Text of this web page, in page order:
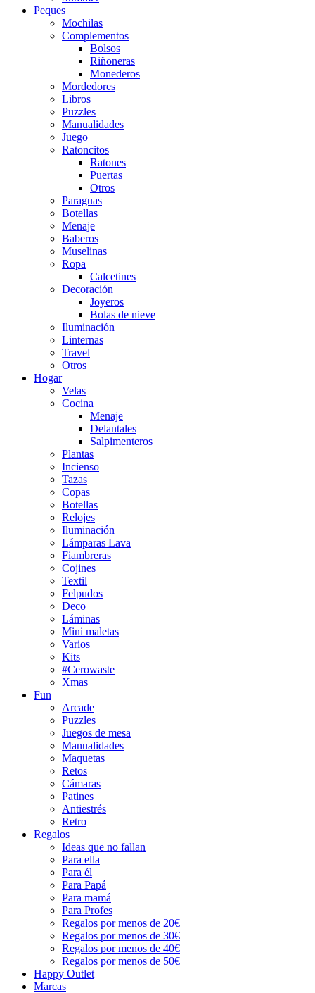
Peques
Mochilas
Complementos
Bolsos
Riñoneras
Monederos
Mordedores
Libros
Puzzles
Manualidades
Juego
Ratoncitos
Ratones
Puertas
Otros
Paraguas
Botellas
Menaje
Baberos
Muselinas
Ropa
Calcetines
Decoración
Joyeros
Bolas de nieve
Iluminación
Linternas
Travel
Otros
Hogar
Velas
Cocina
Menaje
Delantales
Salpimenteros
Plantas
Incienso
Tazas
Copas
Botellas
Relojes
Iluminación
Lámparas Lava
Fiambreras
Cojines
Textil
Felpudos
Deco
Láminas
Mini maletas
Varios
Kits
#Cerowaste
Xmas
Fun
Arcade
Puzzles
Juegos de mesa
Manualidades
Maquetas
Retos
Cámaras
Patines
Antiestrés
Retro
Regalos
Ideas que no fallan
Para ella
Para él
Para Papá
Para mamá
Para Profes
Regalos por menos de 20€
Regalos por menos de 30€
Regalos por menos de 40€
Regalos por menos de 50€
Happy Outlet
Marcas